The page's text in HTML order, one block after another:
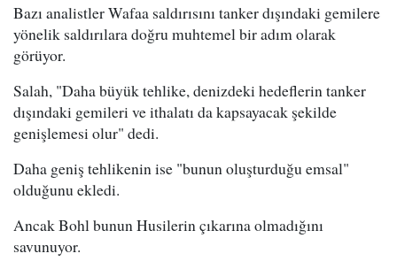
Bazı analistler Wafaa saldırısını tanker dışındaki gemilere
yönelik saldırılara doğru muhtemel bir adım olarak
görüyor.
Salah, "Daha büyük tehlike, denizdeki hedeflerin tanker
dışındaki gemileri ve ithalatı da kapsayacak şekilde
genişlemesi olur" dedi.
Daha geniş tehlikenin ise "bunun oluşturduğu emsal"
olduğunu ekledi.
Ancak Bohl bunun Husilerin çıkarına olmadığını
savunuyor.